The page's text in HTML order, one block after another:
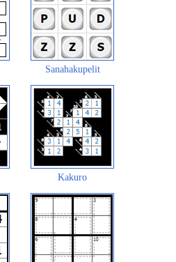
Sanahakupelit
Kakuro